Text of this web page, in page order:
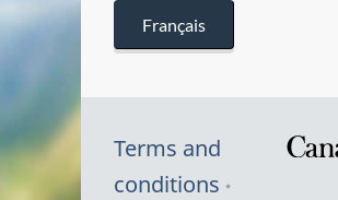
Français
Terms and
conditions